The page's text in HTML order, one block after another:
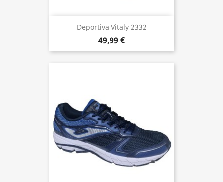
Deportiva Vitaly 2332
49,99 €